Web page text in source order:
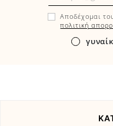
πρώτοι
εδώ
Αποδέχομαι
πολιτική